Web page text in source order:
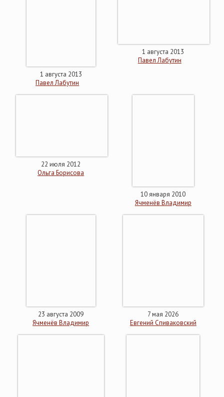
1 августа 2013
Павел Лабутин
1 августа 2013
Павел Лабутин
22 июля 2012
Ольга Борисова
10 января 2010
Ячменёв Владимир
23 августа 2009
Ячменёв Владимир
7 мая 2026
Евгений Спиваковский